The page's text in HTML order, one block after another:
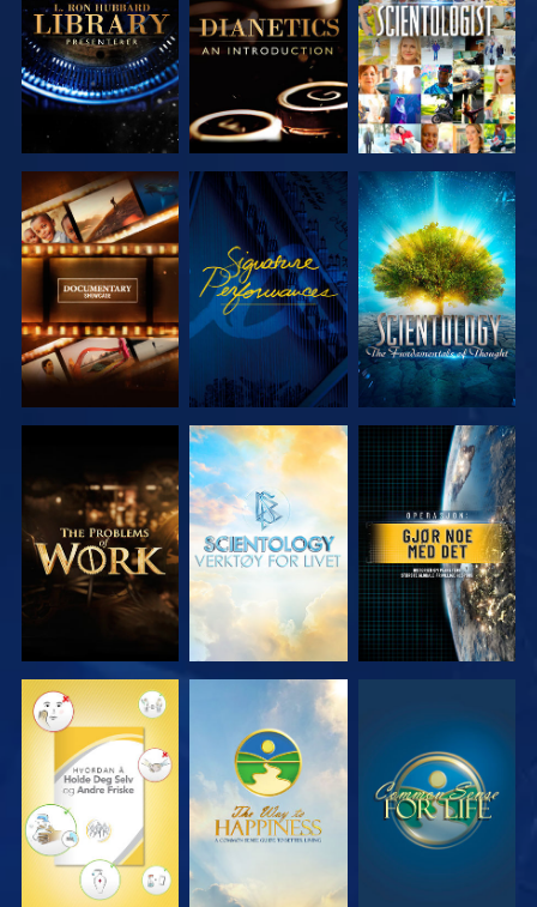
SERIEN
SERIEN
UTFORSK
SERIEN
SE
UTFORSK
SERIEN
UTFORSK
SERIEN
UTFORSK
SERIEN
SE
SE SE SE